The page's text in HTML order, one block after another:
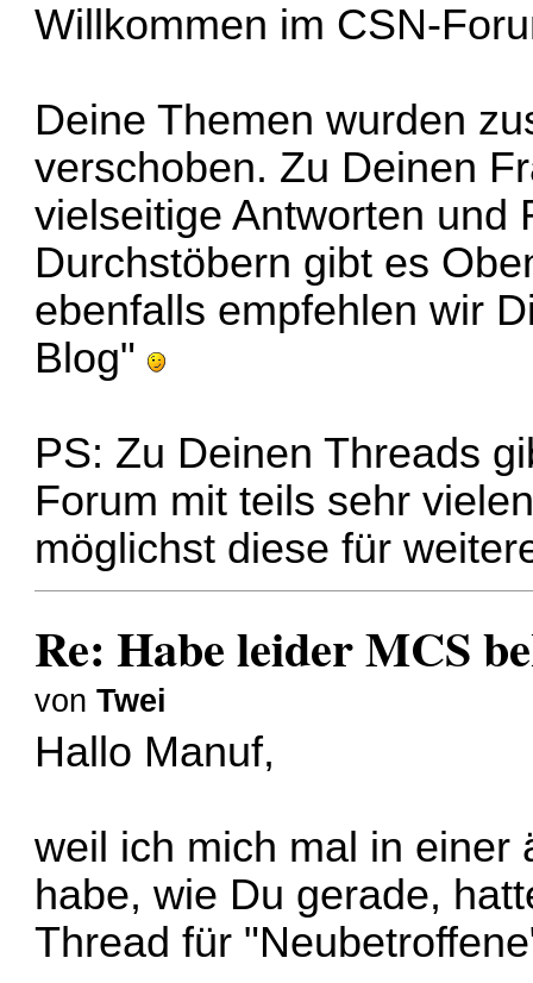
Willkommen im CSN-
Deine Themen wurden
verschoben. Zu Deinen
vielseitige Antworten und
Durchstöbern gibt es
ebenfalls empfehlen wir
Blog"
PS: Zu Deinen Threads
Forum mit teils sehr
möglichst diese für
Re: Habe leider MCS
vonTwei
Hallo Manuf,
weil ich mich mal in einer
habe, wie Du gerade,
Thread für